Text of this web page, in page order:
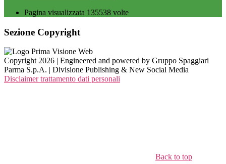
Pagina visualizzata 135538 volte
Sezione Copyright
Copyright 2026 | Engineered and powered by Gruppo Spaggiari
Parma S.p.A. | Divisione Publishing & New Social Media
Disclaimer trattamento dati personali
Back to top